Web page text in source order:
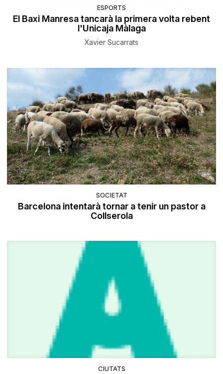
ESPORTS
El Baxi Manresa tancarà la primera volta rebent
l'Unicaja Màlaga
Xavier Sucarrats
SOCIETAT
Barcelona intentarà tornar a tenir un pastor a
Collserola
CIUTATS